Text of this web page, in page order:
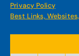
Privacy Policy
Best Links,